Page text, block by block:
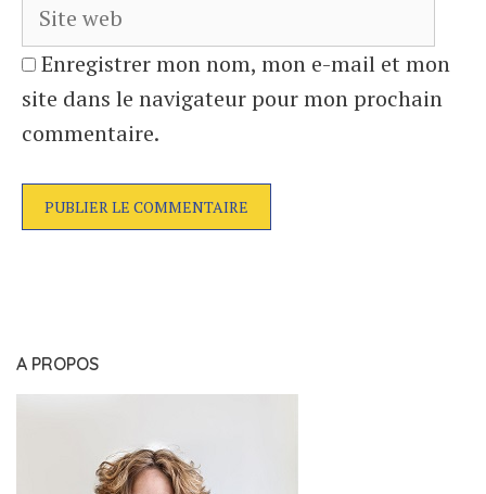
Enregistrer mon nom, mon e-mail et mon
site dans le navigateur pour mon prochain
commentaire.
A PROPOS